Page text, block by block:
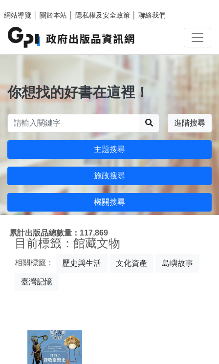
網站導覽
關於本站 隱私權及安全政策 聯絡我們
你想找的好書在這裡！
進階搜尋
主題搜尋
施政搜尋
機關搜尋
累計出版品總數量：117,869
目前標籤：館藏文物
相關標籤： 歷史與生活 文化資產 島嶼故事
臺灣記憶